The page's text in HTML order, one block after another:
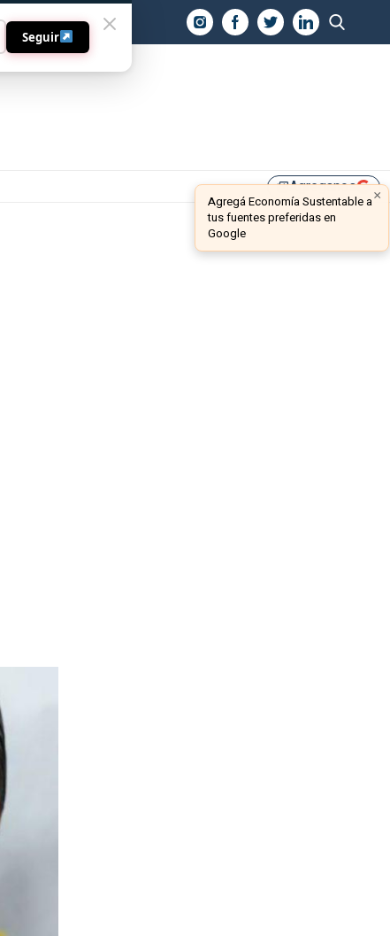
library_addAgreganos ×
Agregá Economía Sustentable a
tus fuentes preferidas en
Google
Seguir